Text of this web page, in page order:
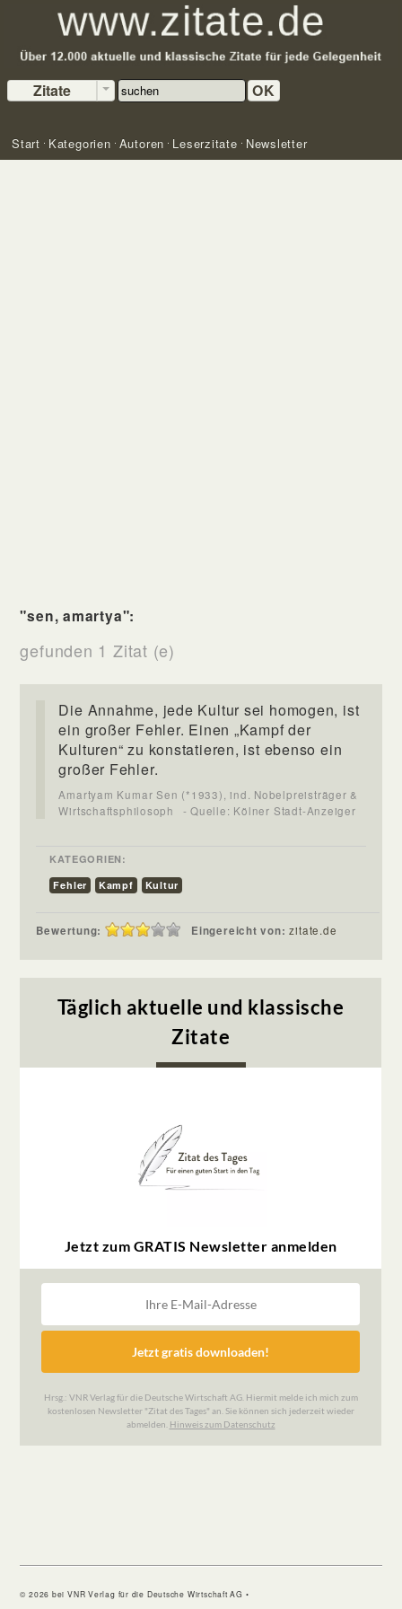
Zitate OK
Start Kategorien Autoren Leserzitate Newsletter
"sen, amartya":
gefunden 1 Zitat (e)
Die Annahme, jede Kultur sei homogen, ist
ein großer Fehler. Einen „Kampf der
Kulturen“ zu konstatieren, ist ebenso ein
großer Fehler.
Amartyam Kumar Sen (*1933), ind. Nobelpreisträger &
Wirtschaftsphilosoph
- Quelle: Kölner Stadt-Anzeiger
KATEGORIEN:
Fehler
Kampf Kultur
Bewertung: Eingereicht von:zitate.de
© 2026 bei VNR Verlag für die Deutsche Wirtschaft AG •